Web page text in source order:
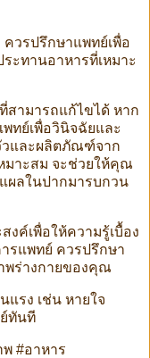
วรปรึกษาแพทย์เพื่อ
ะทานอาหารที่เหมาะ
สามารถแก้ไขได้ หาก
ทย์เพื่อวินิจฉัยและ
วและผลิตภัณฑ์จาก
มาะสม จะช่วยให้คุณ
ผลในปากมารบกวน
ค์เพื่อให้ความรู้เบื้อง
รแพทย์ ควรปรึกษา
พร่างกายของคุณ
รง เช่น หายใจ
ทันที
#อาหาร